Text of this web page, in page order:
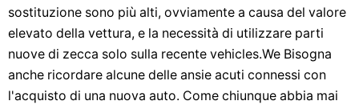
sostituzione sono più alti, ovviamente a causa del valore
elevato della vettura, e la necessità di utilizzare parti
nuove di zecca solo sulla recente vehicles.We Bisogna
anche ricordare alcune delle ansie acuti connessi con
l'acquisto di una nuova auto. Come chiunque abbia mai